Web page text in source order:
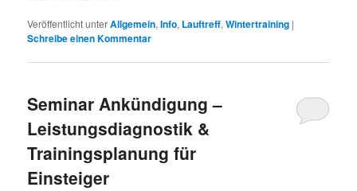
Veröffentlicht unterAllgemein,Info, Lauftreff,Wintertraining |
Schreibe einen Kommentar
Seminar Ankündigung –
Leistungsdiagnostik &
Trainingsplanung für
Einsteiger